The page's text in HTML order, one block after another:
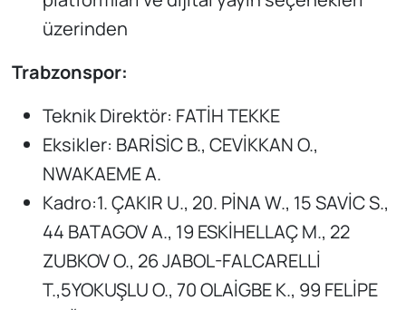
üzerinden
Trabzonspor:
Teknik Direktör: FATİH TEKKE
Eksikler: BARİSİC B., CEVİKKAN O.,
NWAKAEME A.
Kadro:1. ÇAKIR U., 20. PİNA W., 15 SAVİC S.,
44 BATAGOV A., 19 ESKİHELLAÇ M., 22
ZUBKOV O., 26 JABOL-FALCARELLİ
T.,5YOKUŞLU O., 70 OLAİGBE K., 99 FELİPE